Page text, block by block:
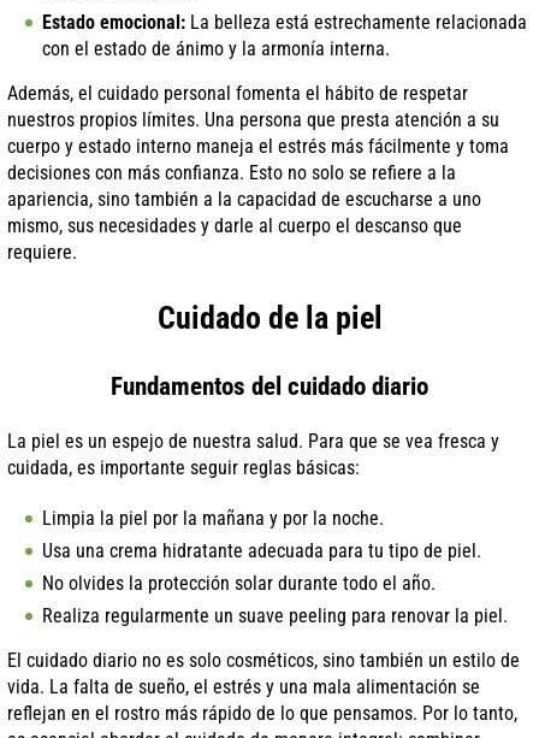
Estado emocional: La belleza está estrechamente relacionada
con el estado de ánimo y la armonía interna.
Además, el cuidado personal fomenta el hábito de respetar
nuestros propios límites. Una persona que presta atención a su
cuerpo y estado interno maneja el estrés más fácilmente y toma
decisiones con más confianza. Esto no solo se refiere a la
apariencia, sino también a la capacidad de escucharse a uno
mismo, sus necesidades y darle al cuerpo el descanso que
requiere.
Cuidado de la piel
Fundamentos del cuidado diario
La piel es un espejo de nuestra salud. Para que se vea fresca y
cuidada, es importante seguir reglas básicas:
Limpia la piel por la mañana y por la noche.
Usa una crema hidratante adecuada para tu tipo de piel.
No olvides la protección solar durante todo el año.
Realiza regularmente un suave peeling para renovar la piel.
El cuidado diario no es solo cosméticos, sino también un estilo de
vida. La falta de sueño, el estrés y una mala alimentación se
reflejan en el rostro más rápido de lo que pensamos. Por lo tanto,